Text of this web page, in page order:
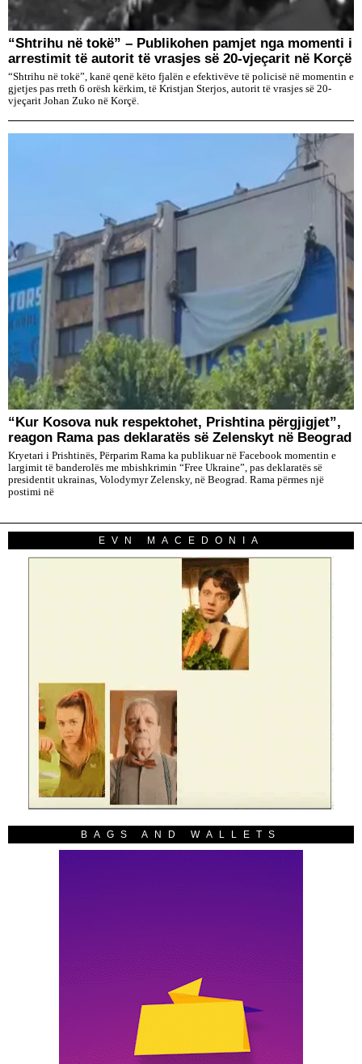
“Shtrihu në tokë” – Publikohen pamjet nga momenti i
arrestimit të autorit të vrasjes së 20-vjeçarit në Korçë
“Shtrihu në tokë”, kanë qenë këto fjalën e efektivëve të policisë në momentin e
gjetjes pas rreth 6 orësh kërkim, të Kristjan Sterjos, autorit të vrasjes së 20-
vjeçarit Johan Zuko në Korçë.
“Kur Kosova nuk respektohet, Prishtina përgjigjet”,
reagon Rama pas deklaratës së Zelenskyt në Beograd
Kryetari i Prishtinës, Përparim Rama ka publikuar në Facebook momentin e
largimit të banderolës me mbishkrimin “Free Ukraine”, pas deklaratës së
presidentit ukrainas, Volodymyr Zelensky, në Beograd. Rama përmes një
postimi në
EVN MACEDONIA
BAGS AND WALLETS